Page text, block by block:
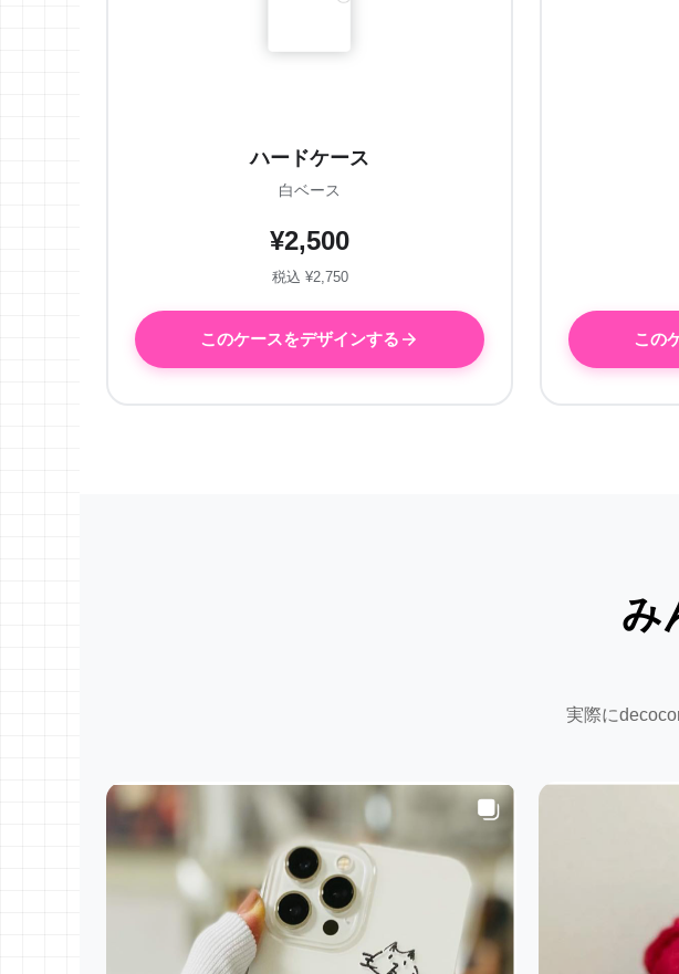
ハードケース
白ベース
¥2,500
税込 ¥2,750
このケースをデザインする この
み
実際に